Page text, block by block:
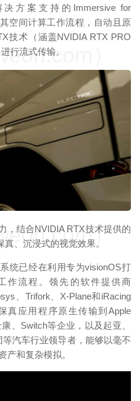
方案支持的Immersive for
空间计算工作流程，自动且原
技术（涵盖NVIDIA RTX PRO
行流式传输。
，结合NVIDIA RTX技术提供的
、沉浸式的视觉效果。
统已经在利用专为visionOS打
作流程。领先的软件提供商
、Trifork、X-Plane和iRacing
真应用程序原生传输到Apple
、Switch等企业，以及起亚、
汽车行业领导者，能够以毫不
产和复杂模拟。
）
）